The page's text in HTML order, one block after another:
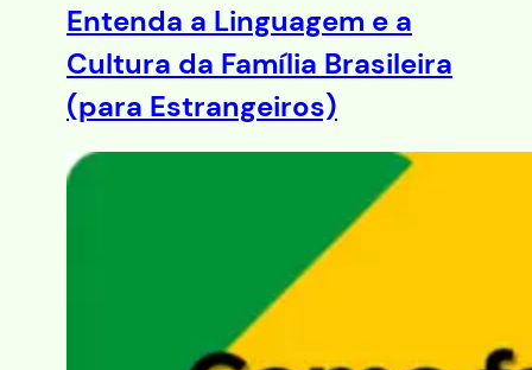
Entenda a Linguagem e a
Cultura da Família Brasileira
(para Estrangeiros)